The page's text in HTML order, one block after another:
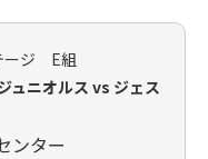
ージ E組
ニオルス vs ジェス
ンター